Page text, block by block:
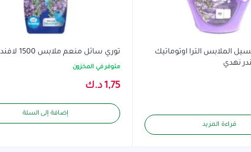
الملابس الترا اوتوماتيك
قراءة المزيد
توري سائل منعم ملابس 1500 لافندر كشمير
متوفر في المخزون
1,75 د.ك
إضافة إلى السلة